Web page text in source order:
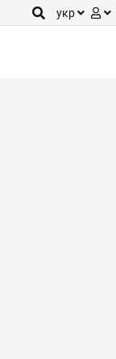
укр